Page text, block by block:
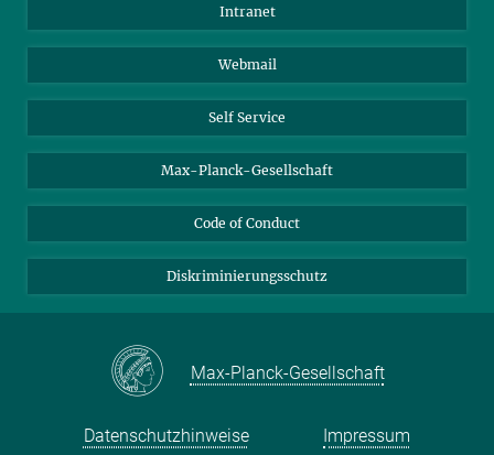
Biomolekulare Systeme
Kolloidchemie
Nachhaltige und Bio-inspirierte Materialien
Intranet
Webmail
Self Service
Max-Planck-Gesellschaft
Code of Conduct
Diskriminierungsschutz
Max-Planck-Gesellschaft
Datenschutzhinweise Impressum